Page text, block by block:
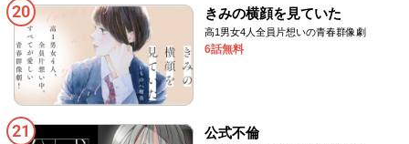
20 きみの横顔を見ていた
高1男女4人全員片想いの青春群像劇
6話無料
21 公式不倫